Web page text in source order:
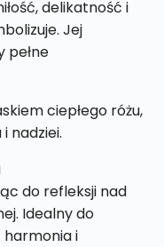
delikatność i
Jej
pełne
ciepłego różu,
nadziei.
do refleksji nad
Idealny do
harmonia i